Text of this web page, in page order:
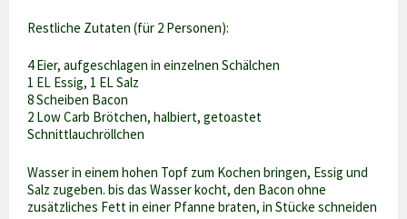
Restliche Zutaten (für 2 Personen):
4 Eier, aufgeschlagen in einzelnen Schälchen
1 EL Essig, 1 EL Salz
8 Scheiben Bacon
2 Low Carb Brötchen, halbiert, getoastet
Schnittlauchröllchen
Wasser in einem hohen Topf zum Kochen bringen, Essig und
Salz zugeben. bis das Wasser kocht, den Bacon ohne
zusätzliches Fett in einer Pfanne braten, in Stücke schneiden